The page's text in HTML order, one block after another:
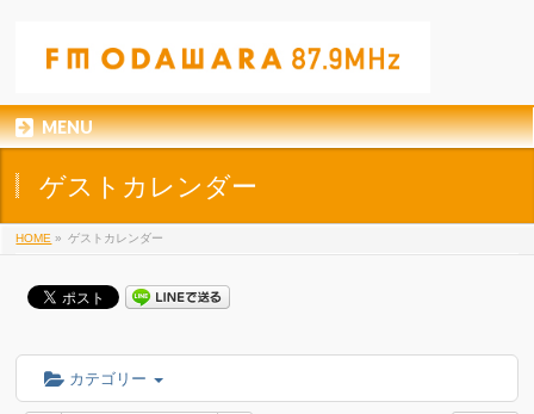
MENU
ゲストカレンダー
HOME » ゲストカレンダー
カテゴリー